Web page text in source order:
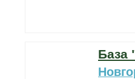
База